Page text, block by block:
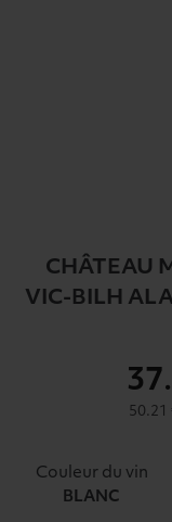
CHÂTEAU
VIC-BILH
37
50.21
Couleur du vin
BLANC